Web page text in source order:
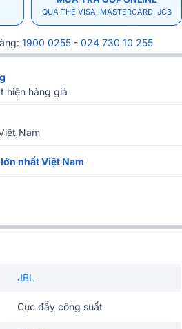
QUA THẺ VISA, MASTERCARD, JCB
1900 0255 - 024 730 10 255
hiện hàng giả
Nam
nhất Việt Nam
JBL
Cục đẩy công suất